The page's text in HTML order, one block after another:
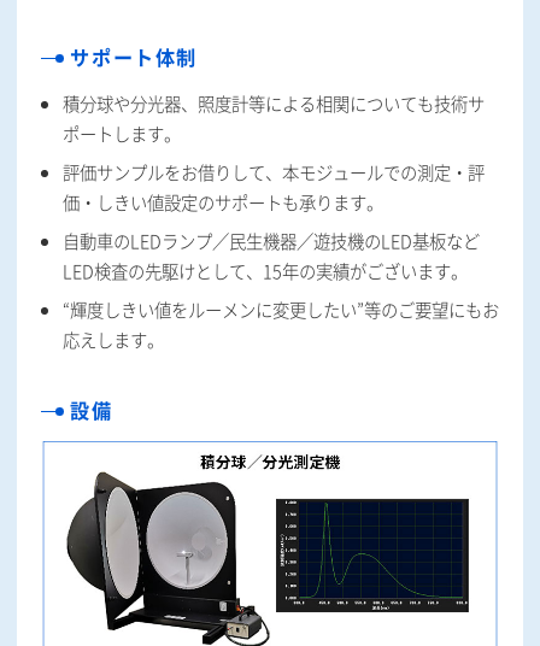
サポート体制
積分球や分光器、照度計等による相関についても技術サ
ポートします。
評価サンプルをお借りして、本モジュールでの測定・評
価・しきい値設定のサポートも承ります。
自動車のLEDランプ／民生機器／遊技機のLED基板など
LED検査の先駆けとして、15年の実績がございます。
“輝度しきい値をルーメンに変更したい”等のご要望にもお
応えします。
設備